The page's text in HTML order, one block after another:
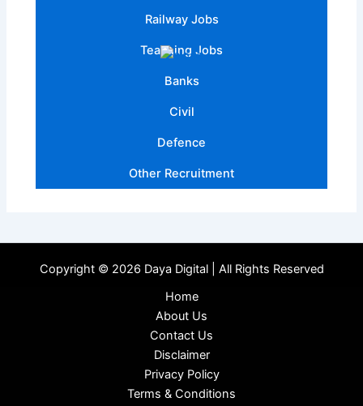
Railway Jobs
Teaching Jobs
Banks
Civil
Defence
Other Recruitment
Copyright © 2026 Daya Digital | All Rights Reserved
Home
About Us
Contact Us
Disclaimer
Privacy Policy
Terms & Conditions